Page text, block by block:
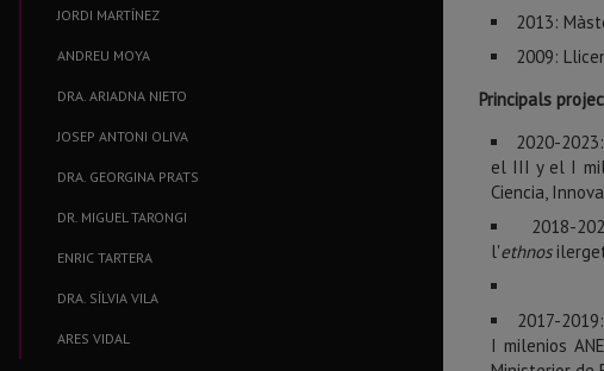
JORDI MARTÍNEZ
ANDREU MOYA
DRA. ARIADNA NIETO
JOSEP ANTONI OLIVA
DRA. GEORGINA PRATS
DR. MIGUEL TARONGI
ENRIC TARTERA
DRA. SÍLVIA VILA
ARES VIDAL
2013:
2009:
Principals
2020-
el III y el I
Ciencia,
2018-
l'ethnos
2017-
I milenios